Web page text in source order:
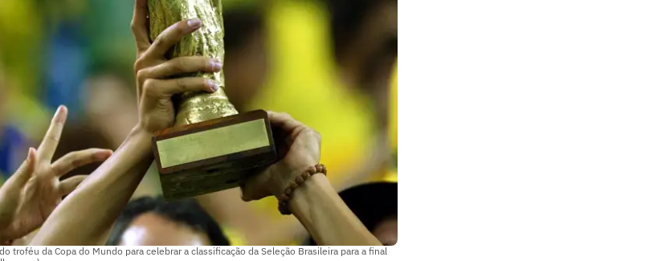
troféu da Copa do Mundo para celebrar a classificação da Seleção Brasileira para a final